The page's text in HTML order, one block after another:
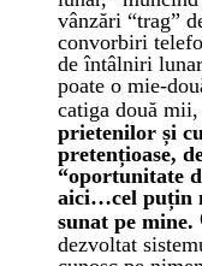
vânzări “trag”
convorbiri
de întâlniri
poate o mie-
catiga două
prietenilor și
pretențioase,
“oportunitate
aici…cel puțin
sunat pe mine.
dezvoltat